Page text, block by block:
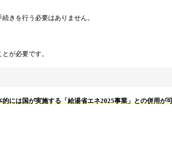
きを行う必要はありません。
が必要です。
には国が実施する「給湯省エネ2025事業」との併用が